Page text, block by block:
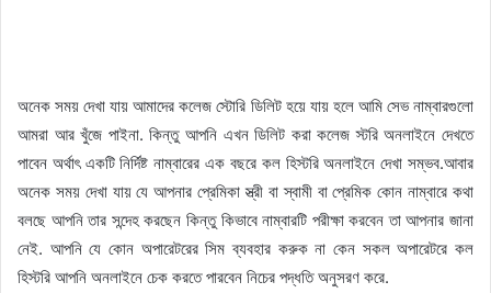
অনেক সময় দেখা যায় আমাদের কলেজ স্টোরি ডিলিট হয়ে যায় হলে আমি সেভ নাম্বারগুলো
আমরা আর খুঁজে পাইনা. কিন্তু আপনি এখন ডিলিট করা কলেজ স্টরি অনলাইনে দেখতে
পাবেন অর্থাৎ একটি নির্দিষ্ট নাম্বারের এক বছরে কল হিস্টরি অনলাইনে দেখা সম্ভব.আবার
অনেক সময় দেখা যায় যে আপনার প্রেমিকা স্ত্রী বা স্বামী বা প্রেমিক কোন নাম্বারে কথা
বলছে আপনি তার সন্দেহ করছেন কিন্তু কিভাবে নাম্বারটি পরীক্ষা করবেন তা আপনার জানা
নেই. আপনি যে কোন অপারেটরের সিম ব্যবহার করুক না কেন সকল অপারেটরে কল
হিস্টরি আপনি অনলাইনে চেক করতে পারবেন নিচের পদ্ধতি অনুসরণ করে.